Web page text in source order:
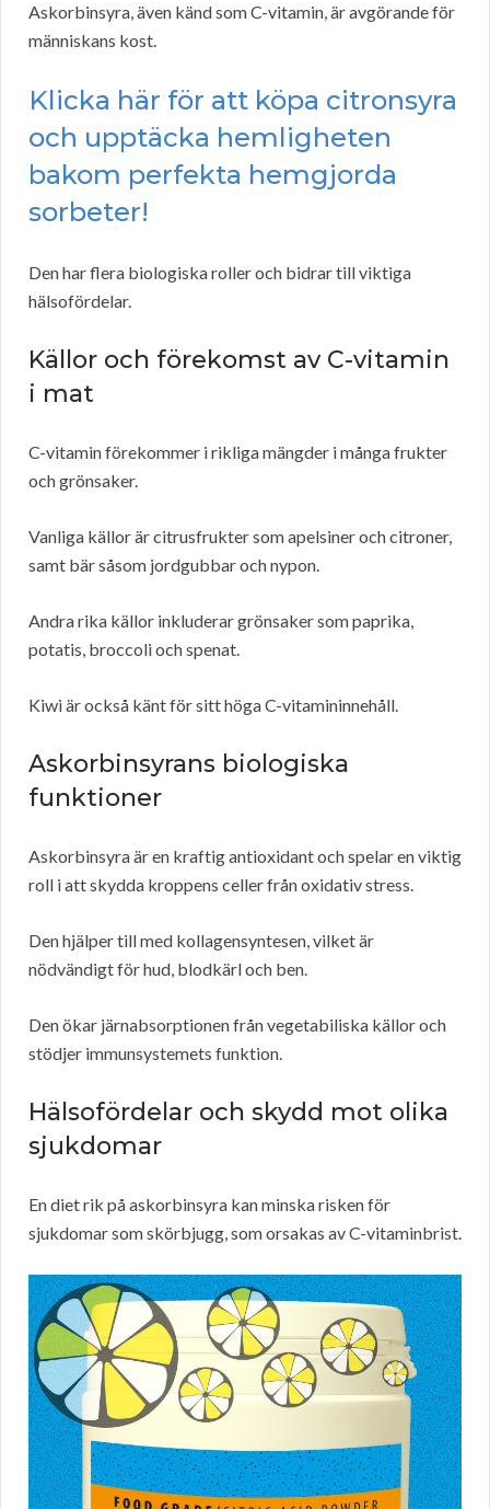
Askorbinsyra, även känd som C-vitamin, är avgörande för
människans kost.
Klicka här för att köpa citronsyra
och upptäcka hemligheten
bakom perfekta hemgjorda
sorbeter!
Den har flera biologiska roller och bidrar till viktiga
hälsofördelar.
Källor och förekomst av C-vitamin
i mat
C-vitamin förekommer i rikliga mängder i många frukter
och grönsaker.
Vanliga källor är citrusfrukter som apelsiner och citroner,
samt bär såsom jordgubbar och nypon.
Andra rika källor inkluderar grönsaker som paprika,
potatis, broccoli och spenat.
Kiwi är också känt för sitt höga C-vitamininnehåll.
Askorbinsyrans biologiska
funktioner
Askorbinsyra är en kraftig antioxidant och spelar en viktig
roll i att skydda kroppens celler från oxidativ stress.
Den hjälper till med kollagensyntesen, vilket är
nödvändigt för hud, blodkärl och ben.
Den ökar järnabsorptionen från vegetabiliska källor och
stödjer immunsystemets funktion.
Hälsofördelar och skydd mot olika
sjukdomar
En diet rik på askorbinsyra kan minska risken för
sjukdomar som skörbjugg, som orsakas av C-vitaminbrist.